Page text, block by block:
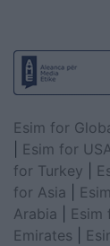
Esim for
Esim for
for Turkey
for Asia
Arabia
Esim
Emirates